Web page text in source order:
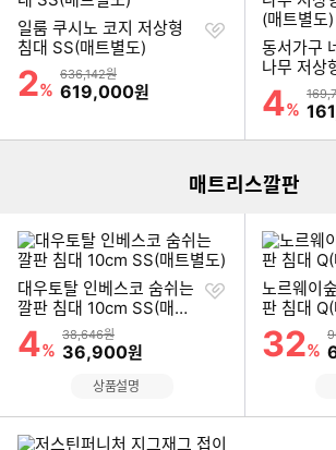
일룸 쿠시노 코지 저상형
침대 SS(매트별도)
할인률
2%
상품금액
636,142원
할인금액
619,000원
찜
동서가구
나무 저상
SS(매트
할인률
4%
상품
할
매트리스깔판
대우토탈 인베스코 숨쉬는
깔판 침대 10cm SS(매트
별도)
할인률
4%
상품금액
38,646원
할인금액
36,900원
찜
상품설명
노르웨이
판 침대
할인률
32%